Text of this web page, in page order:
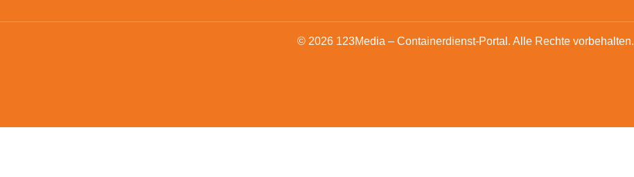
© 2026 123Media – Containerdienst-Portal. Alle Rechte vorbehalten.